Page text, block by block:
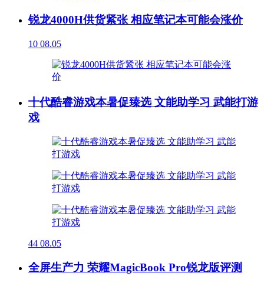
锐龙4000H供货紧张 相应笔记本可能会涨价
10 08.05
十代酷睿游戏本暑促臻选 文能助学习 武能打游
戏
44 08.05
全屏生产力 荣耀MagicBook Pro锐龙版评测